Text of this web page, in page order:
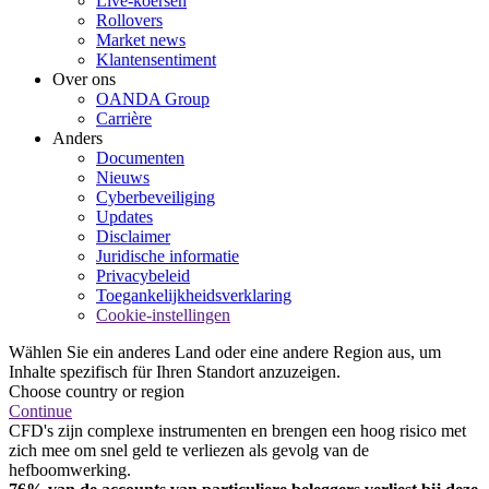
Rollovers
Market news
Klantensentiment
Over ons
OANDA Group
Carrière
Anders
Documenten
Nieuws
Cyberbeveiliging
Updates
Disclaimer
Juridische informatie
Privacybeleid
Toegankelijkheidsverklaring
Cookie-instellingen
Wählen Sie ein anderes Land oder eine andere Region aus, um
Inhalte spezifisch für Ihren Standort anzuzeigen.
Choose country or region
Continue
CFD's zijn complexe instrumenten en brengen een hoog risico met
zich mee om snel geld te verliezen als gevolg van de
hefboomwerking.